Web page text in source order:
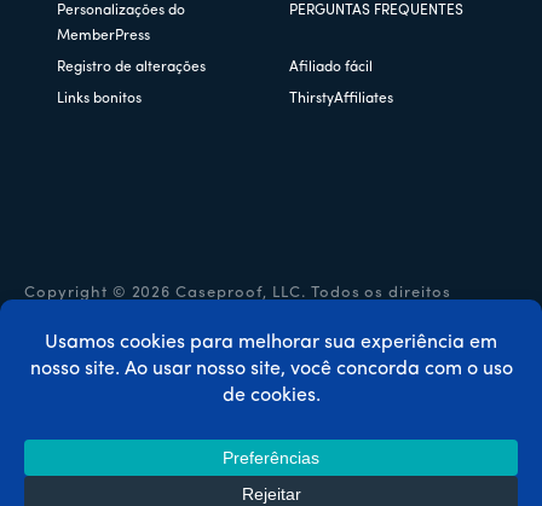
Personalizações do
MemberPress
PERGUNTAS FREQUENTES
Registro de alterações Afiliado fácil
Links bonitos ThirstyAffiliates
Copyright © 2026 Caseproof, LLC. Todos os direitos
Política de privacidade Reembolsos
Termos e condições
Código de cupom MemberPress